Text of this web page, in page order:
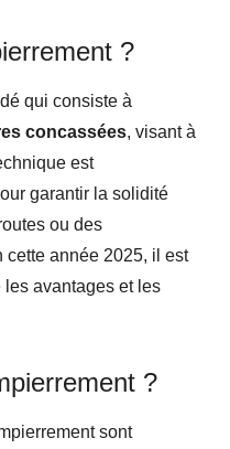
?
qui consiste à
concassées, visant à
est
garantir la solidité
ou des
cette année 2025, il est
avantages et les
?
sont